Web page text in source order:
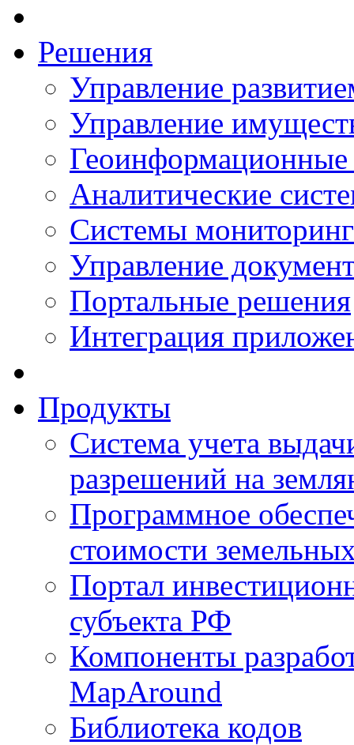
Решения
Управление
Управление
Аналитические
Системы
Управление
Портальные решения
Интеграция
Продукты
Система учета
разрешений на
Программное
стоимости
Портал
субъекта РФ
Компоненты
MapAround
Библиотека кодов